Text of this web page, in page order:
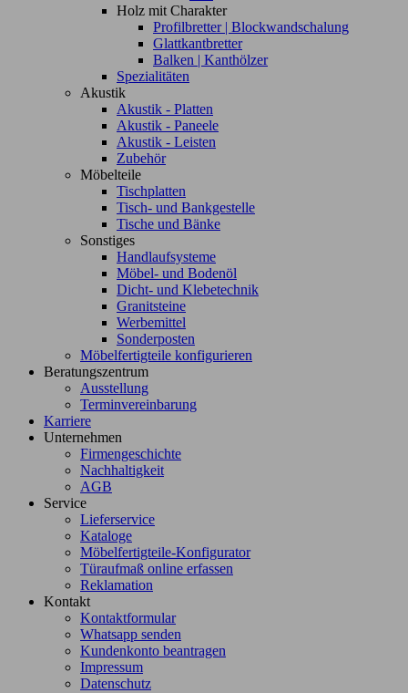
Holz mit Charakter
Profilbretter | Blockwandschalung
Glattkantbretter
Balken | Kanthölzer
Spezialitäten
Akustik
Akustik - Platten
Akustik - Paneele
Akustik - Leisten
Zubehör
Möbelteile
Tischplatten
Tisch- und Bankgestelle
Tische und Bänke
Sonstiges
Handlaufsysteme
Möbel- und Bodenöl
Dicht- und Klebetechnik
Granitsteine
Werbemittel
Sonderposten
Möbelfertigteile konfigurieren
Beratungszentrum
Ausstellung
Terminvereinbarung
Karriere
Unternehmen
Firmengeschichte
Nachhaltigkeit
AGB
Service
Lieferservice
Kataloge
Möbelfertigteile-Konfigurator
Türaufmaß online erfassen
Reklamation
Kontakt
Kontaktformular
Whatsapp senden
Kundenkonto beantragen
Impressum
Datenschutz